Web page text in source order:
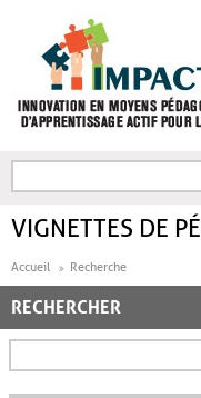
FORMULAIRE DE
VIGNETTES DE
Accueil Recherche
RECHERCHER